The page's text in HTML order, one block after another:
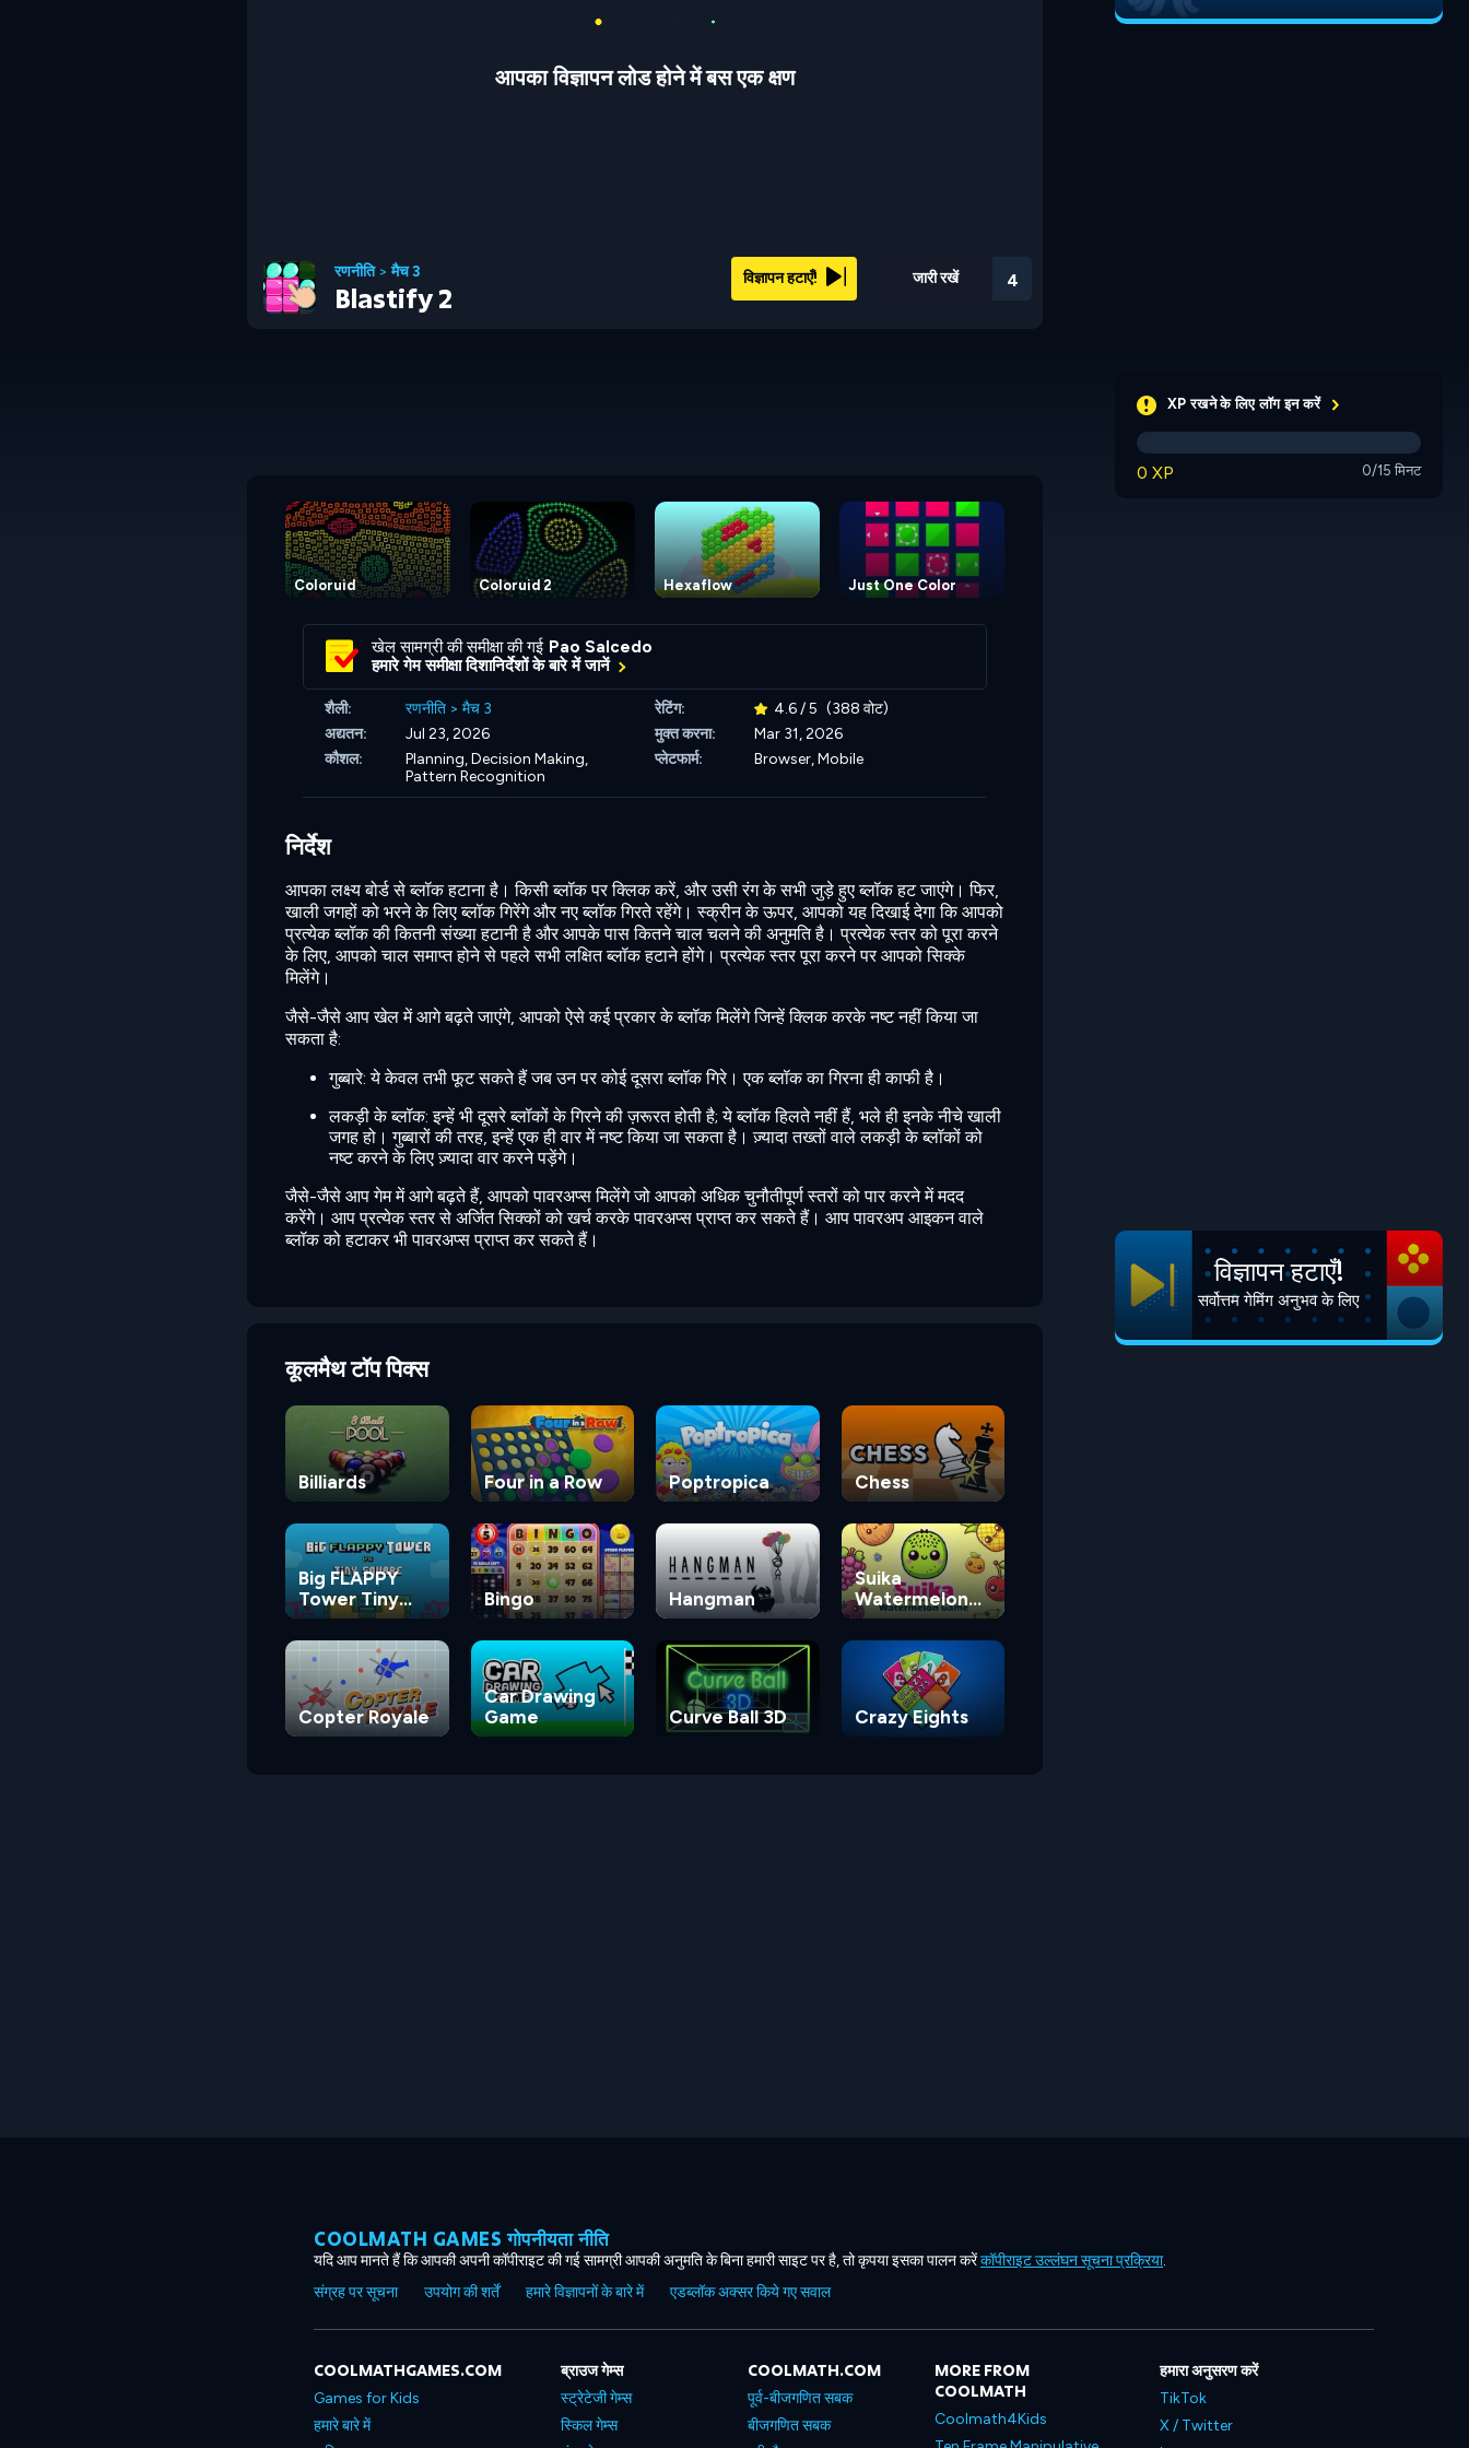
आपका विज्ञापन लोड होने में बस एक क्षण
जारी रखें 3
विज्ञापन हटाएँ!
रणनीति>मैच 3
Blastify 2
Coloruid Coloruid 2 Hexaflow Just One Color
खेल सामग्री की समीक्षा की गई Pao Salcedo
हमारे गेम समीक्षा दिशानिर्देशों के बारे में जानें
शैली: रणनीति > मैच 3 रेटिंग: 4.6 / 5 (388 वोट)
अद्यतन:
Jul 23, 2026 मुक्त करना:
Mar 31, 2026
कौशल:
Planning,Decision Making,
Pattern Recognition
प्लेटफार्म: Browser, Mobile
निर्देश
आपका लक्ष्य बोर्ड से ब्लॉक हटाना है। किसी ब्लॉक पर क्लिक करें, और उसी रंग के सभी जुड़े हुए ब्लॉक हट जाएंगे। फिर,
खाली जगहों को भरने के लिए ब्लॉक गिरेंगे और नए ब्लॉक गिरते रहेंगे। स्क्रीन के ऊपर, आपको यह दिखाई देगा कि आपको
प्रत्येक ब्लॉक की कितनी संख्या हटानी है और आपके पास कितने चाल चलने की अनुमति है। प्रत्येक स्तर को पूरा करने
के लिए, आपको चाल समाप्त होने से पहले सभी लक्षित ब्लॉक हटाने होंगे। प्रत्येक स्तर पूरा करने पर आपको सिक्के
मिलेंगे।
जैसे-जैसे आप खेल में आगे बढ़ते जाएंगे, आपको ऐसे कई प्रकार के ब्लॉक मिलेंगे जिन्हें क्लिक करके नष्ट नहीं किया जा
सकता है:
गुब्बारे: ये केवल तभी फूट सकते हैं जब उन पर कोई दूसरा ब्लॉक गिरे। एक ब्लॉक का गिरना ही काफी है।
लकड़ी के ब्लॉक: इन्हें भी दूसरे ब्लॉकों के गिरने की ज़रूरत होती है; ये ब्लॉक हिलते नहीं हैं, भले ही इनके नीचे खाली
जगह हो। गुब्बारों की तरह, इन्हें एक ही वार में नष्ट किया जा सकता है। ज़्यादा तख्तों वाले लकड़ी के ब्लॉकों को
नष्ट करने के लिए ज़्यादा वार करने पड़ेंगे।
जैसे-जैसे आप गेम में आगे बढ़ते हैं, आपको पावरअप्स मिलेंगे जो आपको अधिक चुनौतीपूर्ण स्तरों को पार करने में मदद
करेंगे। आप प्रत्येक स्तर से अर्जित सिक्कों को खर्च करके पावरअप्स प्राप्त कर सकते हैं। आप पावरअप आइकन वाले
ब्लॉक को हटाकर भी पावरअप्स प्राप्त कर सकते हैं।
कूलमैथ टॉप पिक्स
Billiards Four in a Row Poptropica Chess
Big FLAPPY
Tower Tiny
Square
Bingo Hangman
Suika
Watermelon
Game
Copter Royale
Car Drawing
Game
Curve Ball 3D Crazy Eights
XP रखने के लिए लॉग इन करें
0 XP 0/15 मिनट
विज्ञापन हटाएँ!
सर्वोत्तम गेमिंग अनुभव के लिए
COOLMATH GAMES गोपनीयता नीति
यदि आप मानते हैं कि आपकी अपनी कॉपीराइट की गई सामग्री आपकी अनुमति के बिना हमारी साइट पर है, तो कृपया इसका पालन करेंकॉपीराइट उल्लंघन सूचना प्रक्रिया.
संग्रह पर सूचना
उपयोग की शर्तें हमारे विज्ञापनों के बारे में एडब्लॉक अक्सर किये गए सवाल
COOLMATHGAMES.COM
Games for Kids
हमारे बारे में
ब्राउज गेम्स
स्ट्रेटेजी गेम्स
स्किल गेम्स
COOLMATH.COM
पूर्व-बीजगणित सबक
बीजगणित सबक
MORE FROM
COOLMATH
Coolmath4Kids
हमारा अनुसरण करें
TikTok
X / Twitter